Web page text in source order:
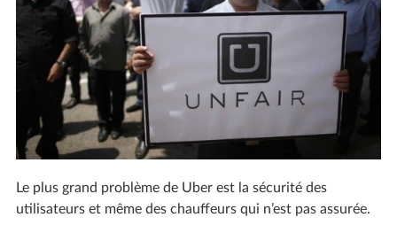
Le plus grand problème de Uber est la sécurité des
utilisateurs et même des chauffeurs qui n’est pas assurée.